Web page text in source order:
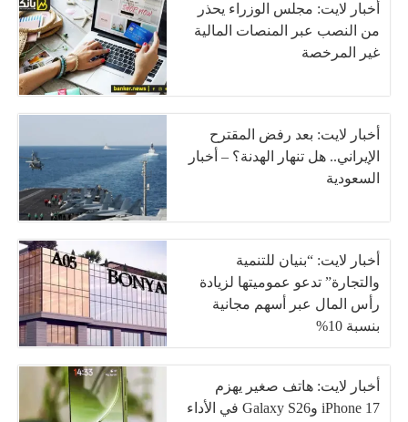
أخبار لايت: مجلس الوزراء يحذر
من النصب عبر المنصات المالية
غير المرخصة
أخبار لايت: بعد رفض المقترح
الإيراني.. هل تنهار الهدنة؟ – أخبار
السعودية
أخبار لايت: “بنيان للتنمية
والتجارة” تدعو عموميتها لزيادة
رأس المال عبر أسهم مجانية
بنسبة 10%
أخبار لايت: هاتف صغير يهزم
iPhone 17 وGalaxy S26 في الأداء